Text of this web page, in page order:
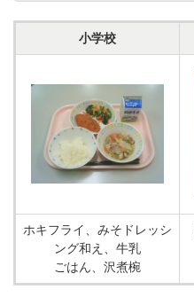
小学校
ホキフライ、みそドレッシ
ング和え、牛乳
ごはん、沢煮椀